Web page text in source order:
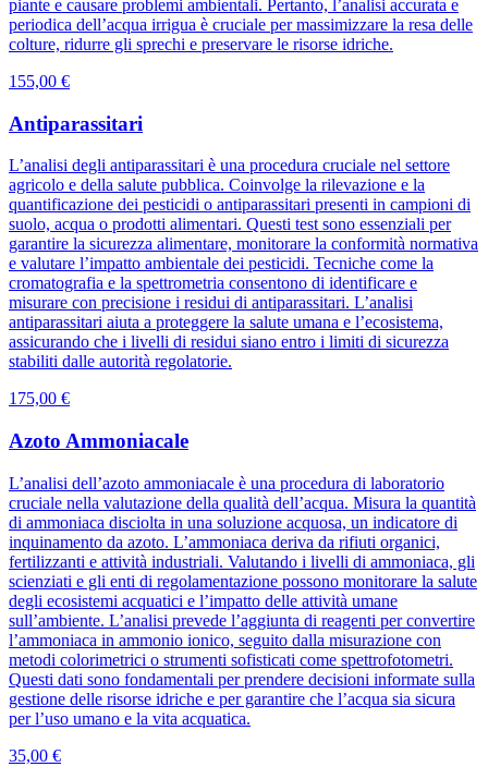
piante e causare problemi ambientali. Pertanto, l’analisi accurata e
periodica dell’acqua irrigua è cruciale per massimizzare la resa delle
colture, ridurre gli sprechi e preservare le risorse idriche.
155,00 €
Antiparassitari
L’analisi degli antiparassitari è una procedura cruciale nel settore
agricolo e della salute pubblica. Coinvolge la rilevazione e la
quantificazione dei pesticidi o antiparassitari presenti in campioni di
suolo, acqua o prodotti alimentari. Questi test sono essenziali per
garantire la sicurezza alimentare, monitorare la conformità normativa
e valutare l’impatto ambientale dei pesticidi. Tecniche come la
cromatografia e la spettrometria consentono di identificare e
misurare con precisione i residui di antiparassitari. L’analisi
antiparassitari aiuta a proteggere la salute umana e l’ecosistema,
assicurando che i livelli di residui siano entro i limiti di sicurezza
stabiliti dalle autorità regolatorie.
175,00 €
Azoto Ammoniacale
L’analisi dell’azoto ammoniacale è una procedura di laboratorio
cruciale nella valutazione della qualità dell’acqua. Misura la quantità
di ammoniaca disciolta in una soluzione acquosa, un indicatore di
inquinamento da azoto. L’ammoniaca deriva da rifiuti organici,
fertilizzanti e attività industriali. Valutando i livelli di ammoniaca, gli
scienziati e gli enti di regolamentazione possono monitorare la salute
degli ecosistemi acquatici e l’impatto delle attività umane
sull’ambiente. L’analisi prevede l’aggiunta di reagenti per convertire
l’ammoniaca in ammonio ionico, seguito dalla misurazione con
metodi colorimetrici o strumenti sofisticati come spettrofotometri.
Questi dati sono fondamentali per prendere decisioni informate sulla
gestione delle risorse idriche e per garantire che l’acqua sia sicura
per l’uso umano e la vita acquatica.
35,00 €